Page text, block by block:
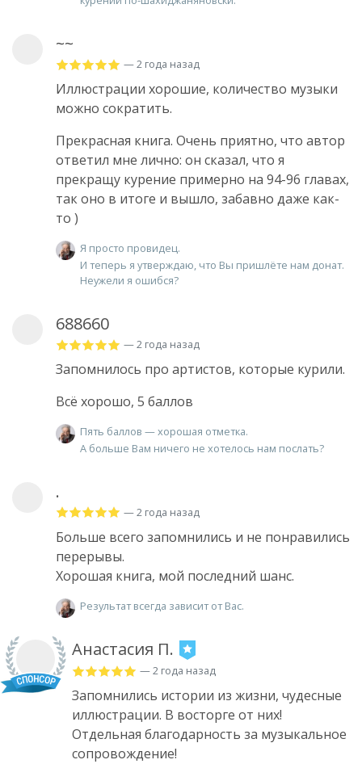
~~
— 2 года назад
Иллюстрации хорошие, количество музыки
можно сократить.
Прекрасная книга. Очень приятно, что автор
ответил мне лично: он сказал, что я
прекращу курение примерно на 94-96 главах,
так оно в итоге и вышло, забавно даже как-
то )
Я просто провидец.
И теперь я утверждаю, что Вы пришлёте нам донат.
Неужели я ошибся?
688660
— 2 года назад
Запомнилось про артистов, которые курили.
Всё хорошо, 5 баллов
Пять баллов — хорошая отметка.
А больше Вам ничего не хотелось нам послать?
.
— 2 года назад
Больше всего запомнились и не понравились
перерывы.
Хорошая книга, мой последний шанс.
Результат всегда зависит от Вас.
Анастасия П.
— 2 года назад
Запомнились истории из жизни, чудесные
иллюстрации. В восторге от них!
Отдельная благодарность за музыкальное
сопровождение!